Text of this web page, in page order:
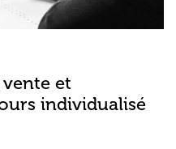
et
individualisé